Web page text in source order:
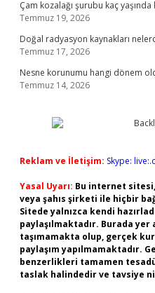
Çam kozalağı şurubu kaç yaşında
Temmuz 19, 2026
Doğal radyasyon kaynakları
Temmuz 17, 2026
Nesne korunumu hangi dönem
Temmuz 14, 2026
Reklam ve İletişim: Skype:
Yasal Uyarı: Bu internet
veya şahıs şirketi ile hiçbir
Sitede yalnızca kendi
paylaşılmaktadır. Burada
taşımamakta olup, gerçek
paylaşım yapılmamaktadır.
benzerlikleri tamamen
taslak halindedir ve tavsiye